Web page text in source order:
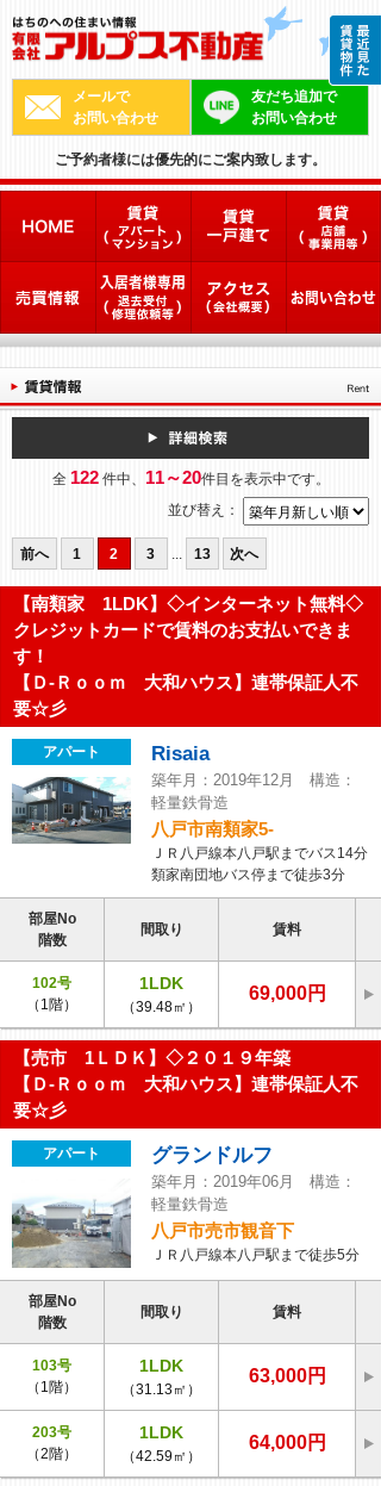
メールで
お問い合わせ
友だち追加で
お問い合わせ
ご予約者様には優先的にご案内致します。
全 122件中、 11～20件目を表示中です。
並び替え：
前へ 1 2 3 ... 13 次へ
【南類家 1LDK】◇インターネット無料◇
クレジットカードで賃料のお支払いできま
す！
【Ｄ-Ｒｏｏｍ 大和ハウス】連帯保証人不
要☆彡
アパート Risaia
築年月：2019年12月 構造：
軽量鉄骨造
八戸市南類家5-
ＪＲ八戸線本八戸駅までバス14分
類家南団地バス停まで徒歩3分
部屋No
階数
間取り 賃料
102号
（1階）
1LDK
（39.48㎡）
69,000円
【売市 1ＬＤＫ】◇２０１９年築
【Ｄ-Ｒｏｏｍ 大和ハウス】連帯保証人不
要☆彡
アパート グランドルフ
築年月：2019年06月 構造：
軽量鉄骨造
八戸市売市観音下
ＪＲ八戸線本八戸駅まで徒歩5分
部屋No
階数
間取り 賃料
103号
（1階）
1LDK
（31.13㎡）
63,000円
203号
（2階）
1LDK
（42.59㎡）
64,000円